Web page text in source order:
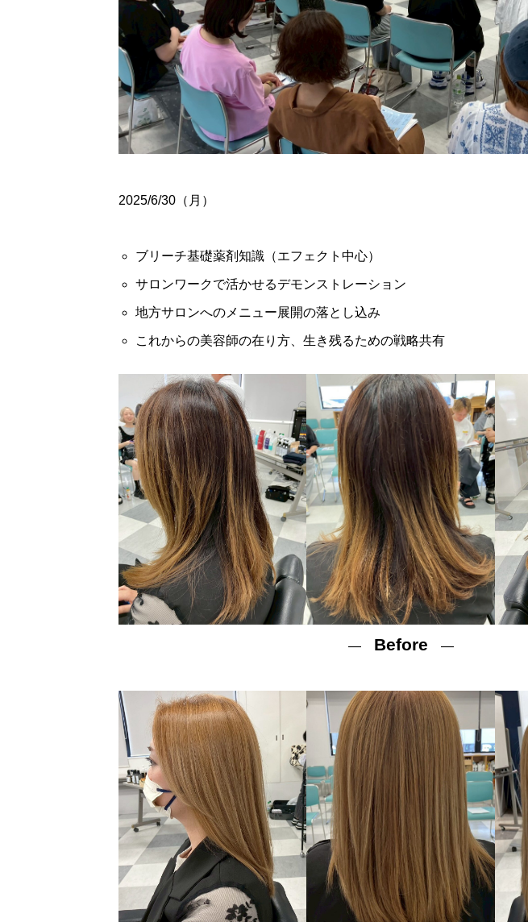
2025/6/30（月）
ブリーチ基礎薬剤知識（エフェクト中心）
サロンワークで活かせるデモンストレーション
地方サロンへのメニュー展開の落とし込み
これからの美容師の在り方、生き残るための戦略共有
― Before ―
2026年9月18日
2026.9.18 fri／プレト